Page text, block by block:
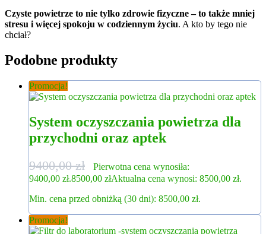
Czyste powietrze to nie tylko zdrowie fizyczne – to także mniej
stresu i więcej spokoju w codziennym życiu. A kto by tego nie
chciał?
Podobne produkty
Promocja!
System oczyszczania powietrza dla
przychodni oraz aptek
9400,00zł
Pierwotna cena wynosiła:
9400,00 zł.8500,00 złAktualna cena wynosi: 8500,00 zł.
Min. cena przed obniżką (30 dni): 8500,00 zł.
Promocja!